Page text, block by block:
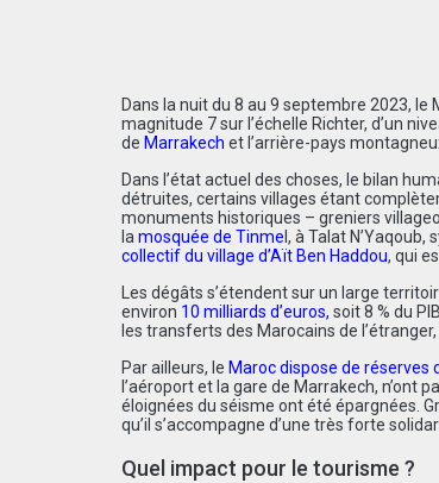
Dans la nuit du 8 au 9 septembre 2023, le
magnitude 7 sur l’échelle Richter, d’un
de Marrakech et l’arrière-pays
Dans l’état actuel des choses, le bilan
détruites, certains villages étant
monuments historiques – greniers
la mosquée de Tinme , à Talat
collectif du village d’Aït Ben Haddou, qui
Les dégâts s’étendent sur un large
environ 10 milliards d’euros, soit 8 % du
les transferts des Marocains de
Par ailleurs, le Maroc dispose de réserves
l’aéroport et la gare de Marrakech, n’ont
éloignées du séisme ont été épargnées.
qu’il s’accompagne d’une très forte
Quel impact pour le tourisme ?